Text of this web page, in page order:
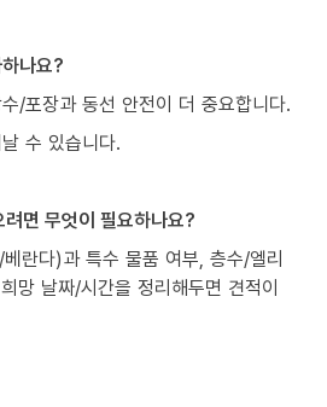
나요?
/포장과 동선 안전이 더 중요합니다.
수 있습니다.
면 무엇이 필요하나요?
란다)과 특수 물품 여부, 층수/엘리
망 날짜/시간을 정리해두면 견적이